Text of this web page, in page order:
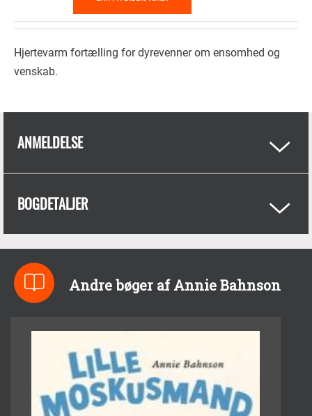
Hjertevarm fortælling for dyrevenner om ensomhed og
venskab.
ANMELDELSE
BOGDETALJER
Andre bøger af Annie Bahnson